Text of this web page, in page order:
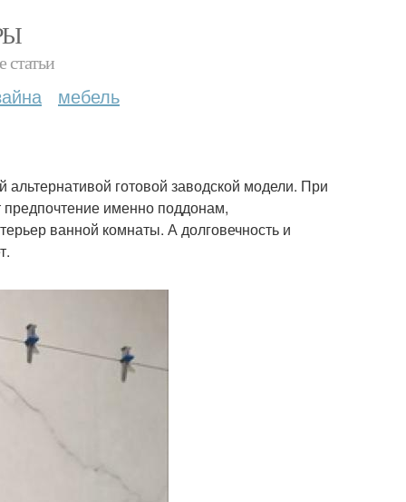
статьи
мебель
альтернативой готовой заводской модели. При
предпочтение именно поддонам,
ванной комнаты. А долговечность и